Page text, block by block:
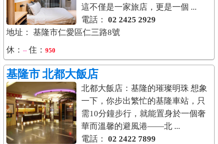
這不僅是一家旅店，更是一個 ...
電話： 02 2425 2929
地址： 基隆市仁愛區仁三路8號
休： -- 住： 950
基隆市北都大飯店
北都大飯店：基隆的璀璨明珠 想象
一下，你步出繁忙的基隆車站，只
需10分鐘步行，就能置身於一個奢
華而溫馨的避風港——北 ...
電話： 02 2422 7899